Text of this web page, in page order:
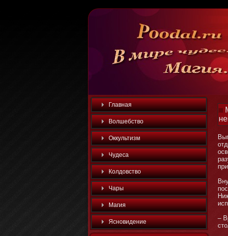
Главная
Волшебство
Оккультизм
Чудеса
Колдовство
Чары
Магия
Яснοвидение
–